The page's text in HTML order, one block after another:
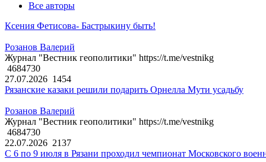
Все авторы
Ксения Фетисова- Бастрыкину быть!
Розанов Валерий
Журнал "Вестник геополитики" https://t.me/vestnikg
4684730
27.07.2026 1454
Рязанские казаки решили подарить Орнелла Мути усадьбу
Розанов Валерий
Журнал "Вестник геополитики" https://t.me/vestnikg
4684730
22.07.2026 2137
С 6 по 9 июля в Рязани проходил чемпионат Московского